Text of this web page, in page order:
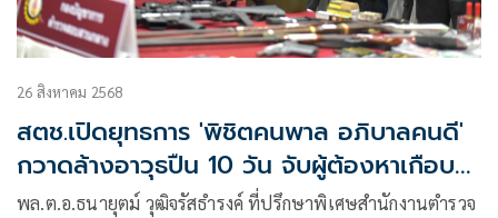
26 สิงหาคม 2568
สตช.เปิดยุทธการ 'พิชิตคนพาล อภิบาลคนดี'
กวาดล้างอาวุธปืน 10 วัน จับผู้ต้องหาเกือบ 2
หมื่นคน ยึดปืน 6 พันกว่ากระบอก
พล.ต.อ.ธนายุตม์ วุฒิจรัสธำรงค์ ที่ปรึกษาพิเศษสำนักงานตำรวจ